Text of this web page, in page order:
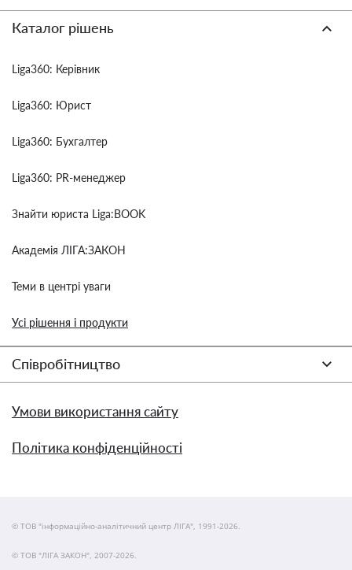
Каталог рішень
Liga360: Керівник
Liga360: Юрист
Liga360: Бухгалтер
Liga360: PR-менеджер
Знайти юриста Liga:BOOK
Академія ЛІГА:ЗАКОН
Теми в центрі уваги
Усі рішення і продукти
Співробітництво
Умови використання сайту
Політика конфіденційності
© ТОВ "інформаційно-аналітичний центр ЛІГА", 1991-2026.
© ТОВ "ЛІГА ЗАКОН", 2007-2026.